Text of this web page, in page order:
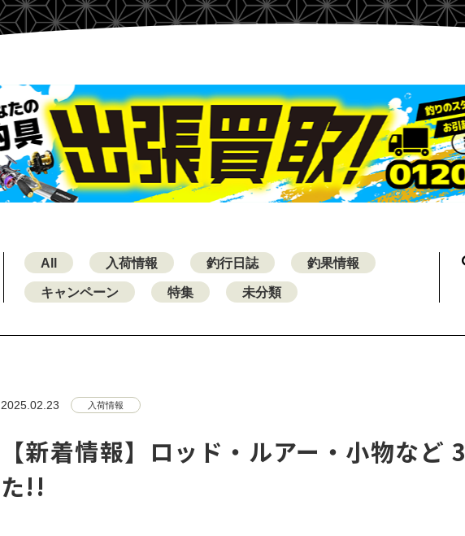
All 入荷情報 釣行日誌 釣果情報
キャンペーン 特集 未分類
2025.02.23 入荷情報
【新着情報】ロッド・ルアー・小物など
た!!